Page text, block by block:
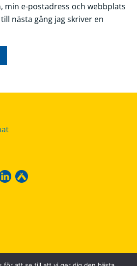
min e-postadress och webbplats
nästa gång jag skriver en